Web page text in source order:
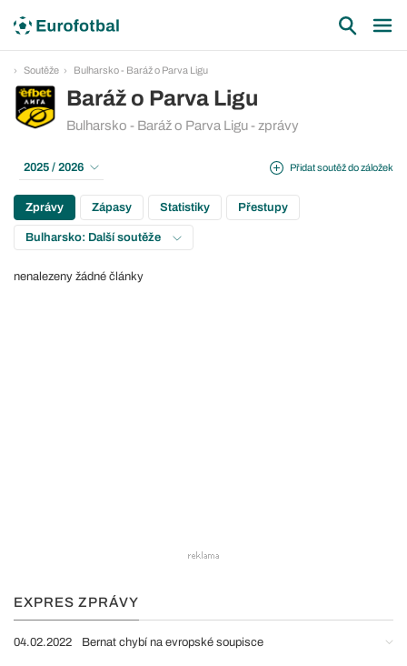
Soutěže Bulharsko - Baráž o Parva Ligu
Baráž o Parva Ligu
Bulharsko - Baráž o Parva Ligu - zprávy
Přidat soutěž do záložek
2025 / 2026
Zprávy Zápasy Statistiky Přestupy
Bulharsko: Další soutěže
nenalezeny žádné články
EXPRES ZPRÁVY
04.02.2022 Bernat chybí na evropské soupisce